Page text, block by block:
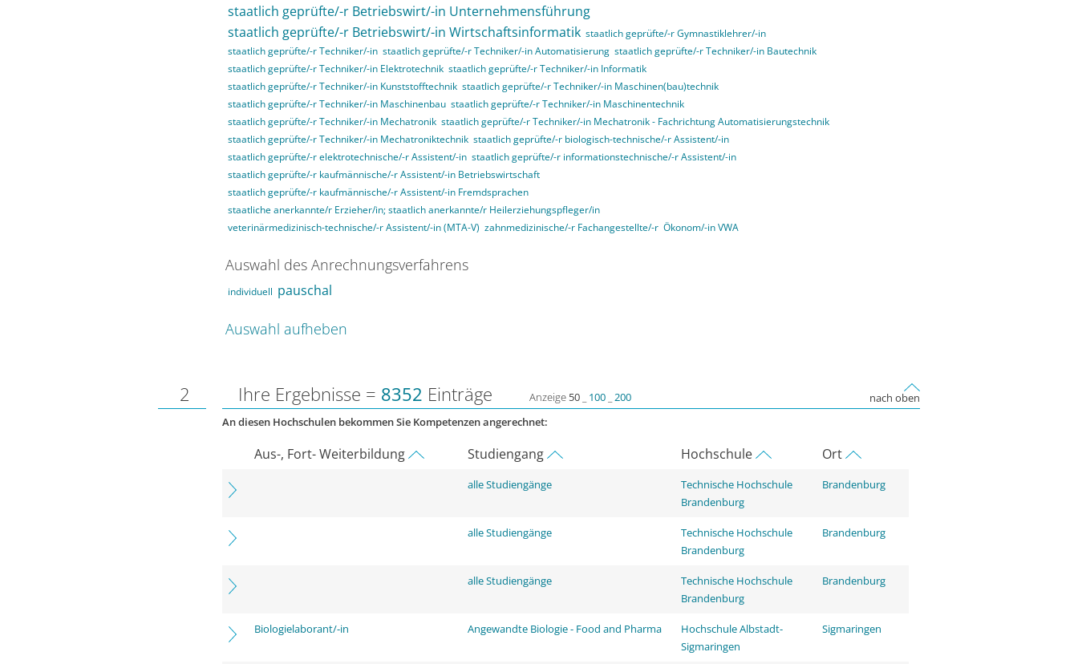
staatlich geprüfte/-r Betriebswirt/-in Unternehmensführung
staatlich geprüfte/-r Betriebswirt/-in Wirtschaftsinformatik staatlich geprüfte/-r Gymnastiklehrer/-in
staatlich geprüfte/-r Techniker/-in staatlich geprüfte/-r Techniker/-in Automatisierung staatlich geprüfte/-r Techniker/-in Bautechnik
staatlich geprüfte/-r Techniker/-in Elektrotechnik staatlich geprüfte/-r Techniker/-in Informatik
staatlich geprüfte/-r Techniker/-in Kunststofftechnik staatlich geprüfte/-r Techniker/-in Maschinen(bau)technik
staatlich geprüfte/-r Techniker/-in Maschinenbau staatlich geprüfte/-r Techniker/-in Maschinentechnik
staatlich geprüfte/-r Techniker/-in Mechatronik staatlich geprüfte/-r Techniker/-in Mechatronik - Fachrichtung Automatisierungstechnik
staatlich geprüfte/-r Techniker/-in Mechatroniktechnik staatlich geprüfte/-r biologisch-technische/-r Assistent/-in
staatlich geprüfte/-r elektrotechnische/-r Assistent/-in staatlich geprüfte/-r informationstechnische/-r Assistent/-in
staatlich geprüfte/-r kaufmännische/-r Assistent/-in Betriebswirtschaft
staatlich geprüfte/-r kaufmännische/-r Assistent/-in Fremdsprachen
staatliche anerkannte/r Erzieher/in; staatlich anerkannte/r Heilerziehungspfleger/in
veterinärmedizinisch-technische/-r Assistent/-in (MTA-V) zahnmedizinische/-r Fachangestellte/-r Ökonom/-in VWA
Auswahl des Anrechnungsverfahrens
individuell pauschal
Auswahl aufheben
2 Ihre Ergebnisse = 8352 Einträge Anzeige 50 100 200
nach oben
An diesen Hochschulen bekommen Sie Kompetenzen angerechnet:
Aus-, Fort- Weiterbildung Studiengang Hochschule Ort
alle Studiengänge
Technische Hochschule
Brandenburg
Brandenburg
alle Studiengänge
Technische Hochschule
Brandenburg
Brandenburg
alle Studiengänge
Technische Hochschule
Brandenburg
Brandenburg
Biologielaborant/-in Angewandte Biologie - Food and Pharma
Hochschule Albstadt-
Sigmaringen
Sigmaringen